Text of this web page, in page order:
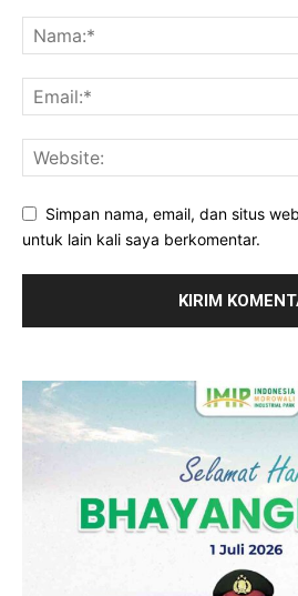
Simpan nama, email, dan situs
untuk lain kali saya berkomentar.